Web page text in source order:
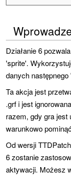
Działanie 6
'sprite'.
danych następnego
Ta akcja jest
.grf i jest
razem, gdy gra jest
warunkowo
Od wersji
6 zostanie
aktywacji. Możesz